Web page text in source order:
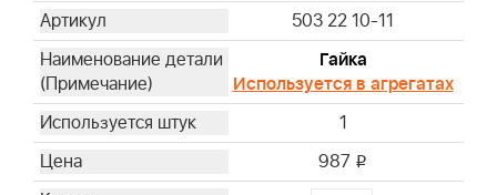
503 22 10-11
Гайка
Используется в агрегатах
1
987 i